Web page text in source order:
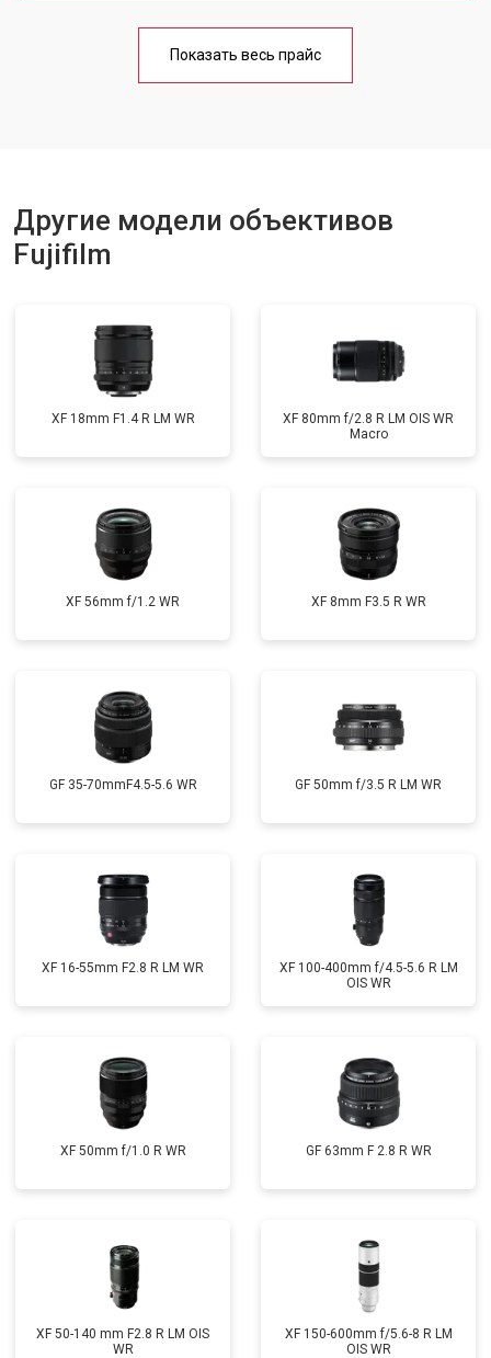
Показать весь прайс
Другие модели объективов
Fujifilm
XF 18mm F1.4 R LM WR
XF 80mm f/2.8 R LM OIS WR
Macro
XF 56mm f/1.2 WR XF 8mm F3.5 R WR
GF 35-70mmF4.5-5.6 WR GF 50mm f/3.5 R LM WR
XF 16-55mm F2.8 R LM WR
XF 100-400mm f/4.5-5.6 R LM
OIS WR
XF 50mm f/1.0 R WR GF 63mm F 2.8 R WR
XF 50-140 mm F2.8 R LM OIS
WR
XF 150-600mm f/5.6-8 R LM
OIS WR